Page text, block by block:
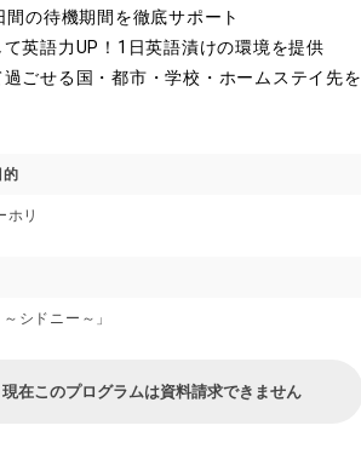
の待機期間を徹底サポート
英語力UP！1日英語漬けの環境を提供
ごせる国・都市・学校・ホームステイ先を
的
ホリ
シドニー～」
現在このプログラムは資料請求できません